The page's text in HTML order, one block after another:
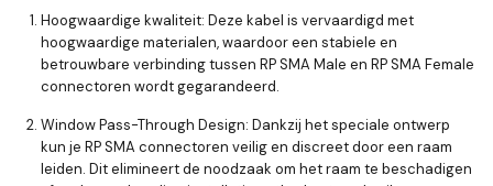
Hoogwaardige kwaliteit: Deze kabel is vervaardigd met
hoogwaardige materialen, waardoor een stabiele en
betrouwbare verbinding tussen RP SMA Male en RP SMA Female
connectoren wordt gegarandeerd.
Window Pass-Through Design: Dankzij het speciale ontwerp
kun je RP SMA connectoren veilig en discreet door een raam
leiden. Dit elimineert de noodzaak om het raam te beschadigen